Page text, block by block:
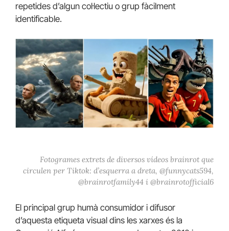
repetides d’algun col·lectiu o grup fàcilment
identificable.
Fotogrames extrets de diversos vídeos brainrot que
circulen per Tiktok: d’esquerra a dreta, @funnycats594,
@brainrotfamily44 i @brainrotofficial6
El principal grup humà consumidor i difusor
d’aquesta etiqueta visual dins les xarxes és la